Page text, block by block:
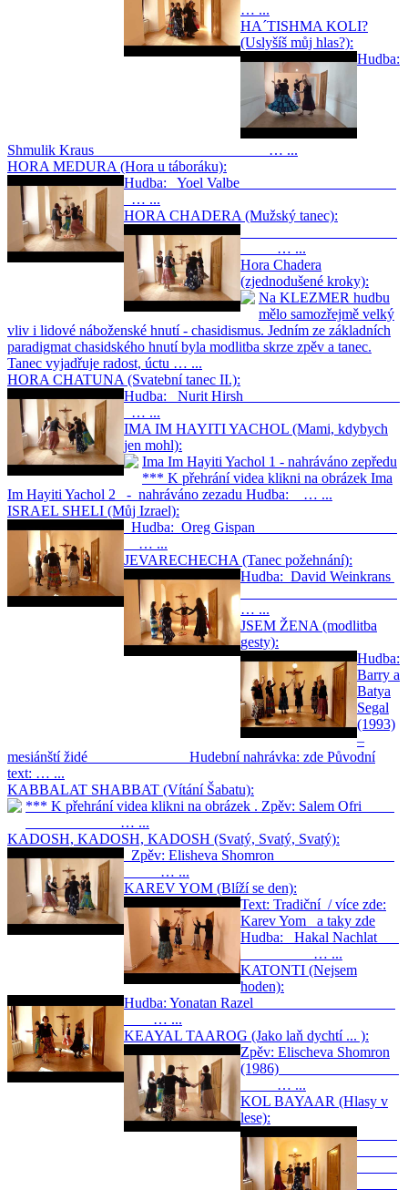
… ...
HA´TISHMA KOLI?
(Uslyšíš můj hlas?):
Hudba:
Shmulik Kraus … ...
HORA MEDURA (Hora u táboráku):
Hudba: Yoel Valbe
… ...
HORA CHADERA (Mužský tanec):
… ...
Hora Chadera
(zjednodušené kroky):
Na KLEZMER hudbu
mělo samozřejmě velký
vliv i lidové náboženské hnutí - chasidismus. Jedním ze základních
paradigmat chasidského hnutí byla modlitba skrze zpěv a tanec.
Tanec vyjadřuje radost, úctu … ...
HORA CHATUNA (Svatební tanec II.):
Hudba: Nurit Hirsh
… ...
IMA IM HAYITI YACHOL (Mami, kdybych
jen mohl):
Ima Im Hayiti Yachol 1 - nahráváno zepředu
*** K přehrání videa klikni na obrázek Ima
Im Hayiti Yachol 2 - nahráváno zezadu Hudba: … ...
ISRAEL SHELI (Můj Izrael):
Hudba: Oreg Gispan
… ...
JEVARECHECHA (Tanec požehnání):
Hudba: David Weinkrans
… ...
JSEM ŽENA (modlitba
gesty):
Hudba:
Barry a
Batya
Segal
(1993)
–
mesiánští židé Hudební nahrávka: zde Původní
text: … ...
KABBALAT SHABBAT (Vítání Šabatu):
*** K přehrání videa klikni na obrázek . Zpěv: Salem Ofri
… ...
KADOSH, KADOSH, KADOSH (Svatý, Svatý, Svatý):
Zpěv: Elisheva Shomron
… ...
KAREV YOM (Blíží se den):
Text: Tradiční / více zde:
Karev Yom a taky zde
Hudba: Hakal Nachlat
… ...
KATONTI (Nejsem
hoden):
Hudba: Yonatan Razel
… ...
KEAYAL TAAROG (Jako laň dychtí ... ):
Zpěv: Elischeva Shomron
(1986)
… ...
KOL BAYAAR (Hlasy v
lese):